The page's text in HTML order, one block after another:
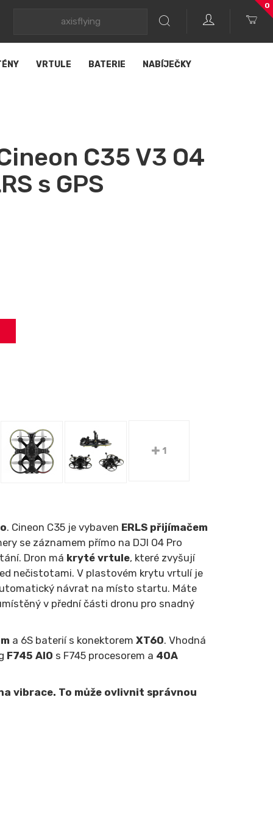
0
VRTULE BATERIE NABÍJEČKY
C35 V3 O4
s GPS
1
. Cineon C35 je vybaven ERLS přijímačem
se záznamem přímo na DJI O4 Pro
Dron má kryté vrtule, které zvyšují
nečistotami. V plastovém krytu vrtulí je
návrat na místo startu. Máte
v přední části dronu pro snadný
a 6S baterií s konektorem XT60. Vhodná
F745 AIO s F745 procesorem a 40A
vibrace. To může ovlivnit správnou